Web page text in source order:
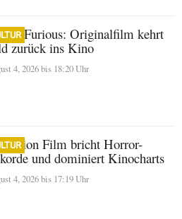
& Furious: Originalfilm kehrt
zurück ins Kino
4, 2026 bis 18:20 Uhr
Film bricht Horror-
und dominiert Kinocharts
4, 2026 bis 17:19 Uhr